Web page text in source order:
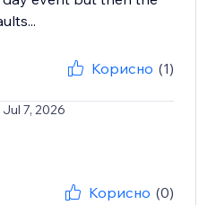
Корисно (1)
Jul 7, 2026
Корисно (0)